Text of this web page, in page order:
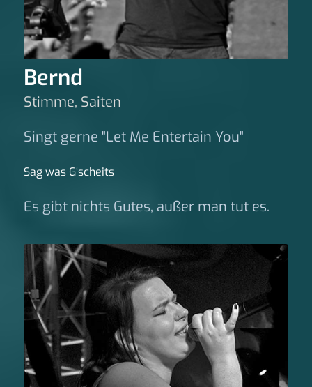
Bernd
Stimme, Saiten
Singt gerne "Let Me Entertain You"
Sag was G‘scheits
Es gibt nichts Gutes, außer man tut es.